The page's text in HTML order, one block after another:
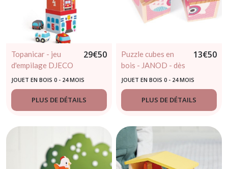
Topanicar - jeu
d'empilage DJECO
29€50
JOUET EN BOIS 0 - 24 MOIS
PLUS DE DÉTAILS
Puzzle cubes en
bois - JANOD - dès
12 mois
13€50
JOUET EN BOIS 0 - 24 MOIS
PLUS DE DÉTAILS